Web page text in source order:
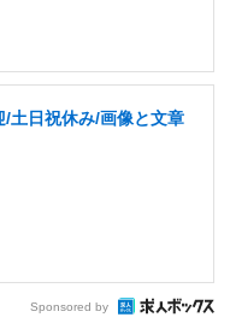
土日祝休み/画像と文章
Sponsored by